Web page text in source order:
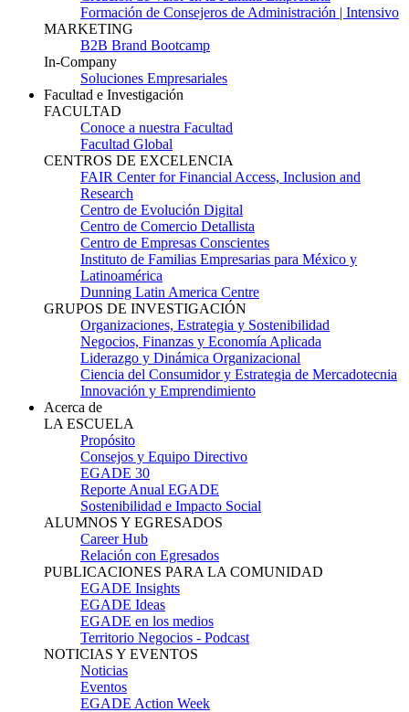
Formación de Consejeros de Administración | Intensivo
MARKETING
B2B Brand Bootcamp
In-Company
Soluciones Empresariales
Facultad e Investigación
FACULTAD
Conoce a nuestra Facultad
Facultad Global
CENTROS DE EXCELENCIA
FAIR Center for Financial Access, Inclusion and
Research
Centro de Evolución Digital
Centro de Comercio Detallista
Centro de Empresas Conscientes
Instituto de Familias Empresarias para México y
Latinoamérica
Dunning Latin America Centre
GRUPOS DE INVESTIGACIÓN
Organizaciones, Estrategia y Sostenibilidad
Negocios, Finanzas y Economía Aplicada
Liderazgo y Dinámica Organizacional
Ciencia del Consumidor y Estrategia de Mercadotecnia
Innovación y Emprendimiento
Acerca de
LA ESCUELA
Propósito
Consejos y Equipo Directivo
EGADE 30
Reporte Anual EGADE
Sostenibilidad e Impacto Social
ALUMNOS Y EGRESADOS
Career Hub
Relación con Egresados
PUBLICACIONES PARA LA COMUNIDAD
EGADE Insights
EGADE Ideas
EGADE en los medios
Territorio Negocios - Podcast
NOTICIAS Y EVENTOS
Noticias
Eventos
EGADE Action Week